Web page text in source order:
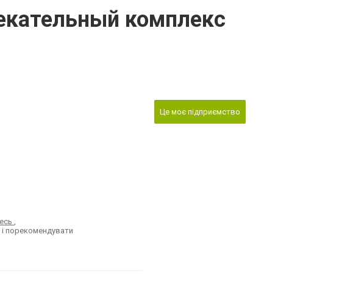
комплекс
,
порекомендувати
Це моє підприємство